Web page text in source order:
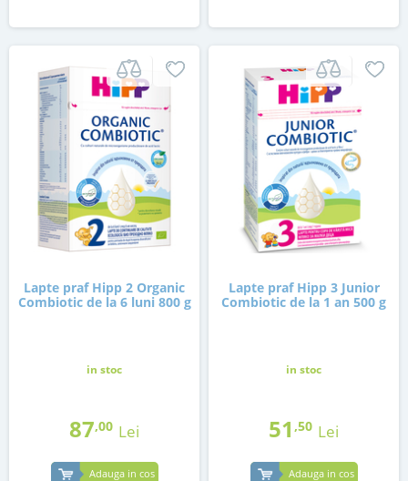
Lapte praf Hipp 2 Organic
Combiotic de la 6 luni 800 g
in stoc
87,00 Lei
Adauga in cos
Lapte praf Hipp 3 Junior
Combiotic de la 1 an 500 g
in stoc
51 ,50 Lei
Adauga in cos